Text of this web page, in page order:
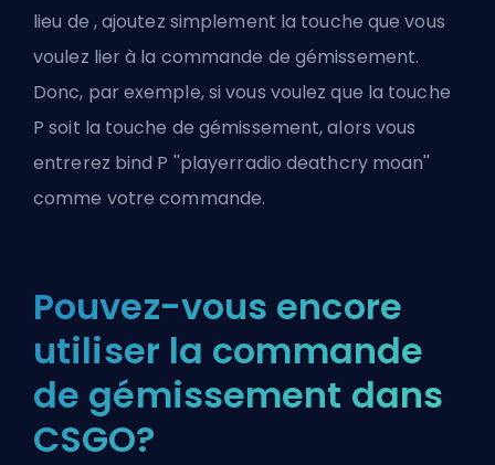
lieu de , ajoutez simplement la touche que vous
voulez lier à la commande de gémissement.
Donc, par exemple, si vous voulez que la touche
P soit la touche de gémissement, alors vous
entrerez bind P ''playerradio deathcry moan''
comme votre commande.
Pouvez-vous encore
utiliser la commande
de gémissement dans
CSGO?